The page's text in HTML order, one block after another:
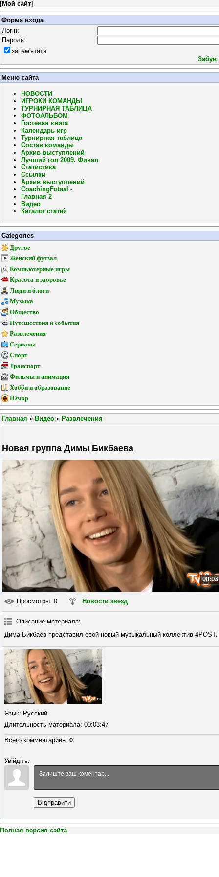
[Мой сайт]
Форма входа
Логін:
Пароль:
запам'ятати
Забув
Меню сайта
НОВОСТИ
ИГРОКИ КОМАНДЫ
ТУРНИРНАЯ ТАБЛИЦА
ФОТОАЛЬБОМ
Гостевая книга
Календарь игр
Турнирная таблица
Состав команды
Архив выступлений
Лучший гол 2009. Финал
Статистика
Ссылки
Архив выступлений
CoachingFutsal -
Главная 2
Видео
Каталог статей
Categories
Другое
Женский футзал
Компьютерные игры
Красота и здоровье
Люди и блоги
Музыка
Общество
Путешествия и события
Развлечения
Сериалы
Спорт
Транспорт
Фильмы и анимация
Хобби и образование
Юмор
Главная » Видео » Развлечения
Новая группа Димы Бикбаева
Просмотры: 0 Новости звезд
Описание материала:
Дима Бикбаев представил свой новый музыкальный коллектив 4POST.
Язык: Русский
Длительность материала: 00:03:47
Всего комментариев: 0
Увійдіть:
Відправити
Полная версия сайта